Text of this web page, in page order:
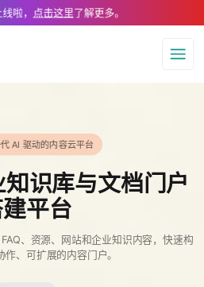
is available at https://
啦， 点击这里了解更多。
导航
AI 驱动的内容云平台
识库与文档门户
平台
、资源、网站和企业知识内容，快速构
作、可扩展的内容门户。